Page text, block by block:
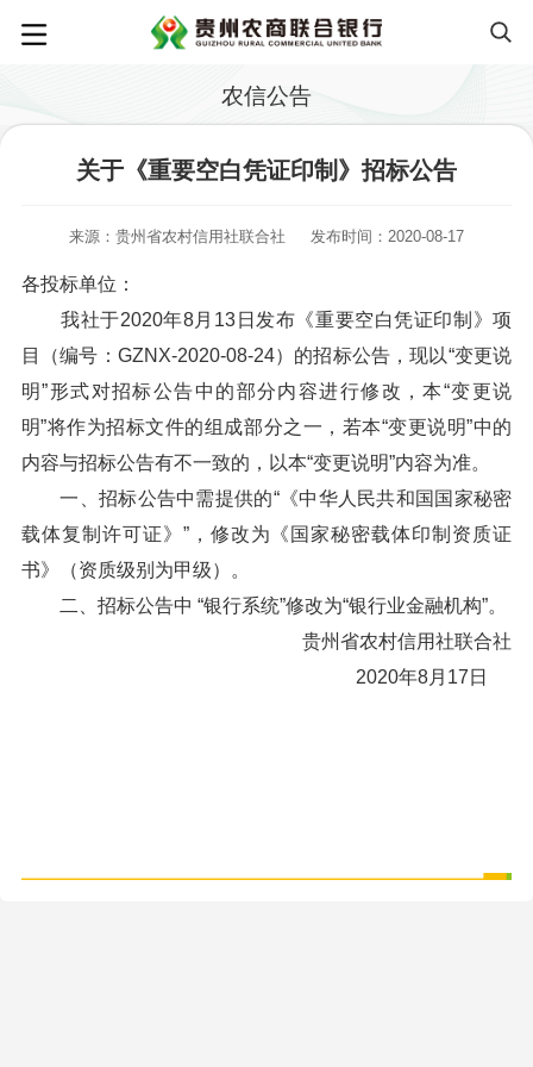
农信公告
关于《重要空白凭证印制》招标公告
来源：贵州省农村信用社联合社 发布时间：2020-08-17
各投标单位：
我社于2020年8月13日发布《重要空白凭证印制》项
目（编号：GZNX-2020-08-24）的招标公告，现以“变更说
明”形式对招标公告中的部分内容进行修改，本“变更说
明”将作为招标文件的组成部分之一，若本“变更说明”中的
内容与招标公告有不一致的，以本“变更说明”内容为准。
一、招标公告中需提供的“《中华人民共和国国家秘密
载体复制许可证》”，修改为《国家秘密载体印制资质证
书》（资质级别为甲级）。
二、招标公告中 “银行系统”修改为“银行业金融机构”。
贵州省农村信用社联合社
2020年8月17日